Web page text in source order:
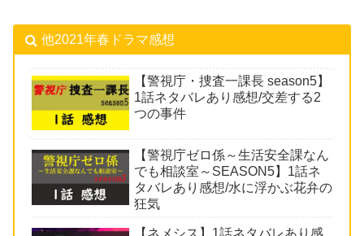
他2021年春ドラマ感想
【警視庁・捜査一課長 season5】
1話ネタバレあり感想/交差する2
つの事件
【警視庁ゼロ係～生活安全課なん
でも相談室～SEASON5】1話ネ
タバレあり感想/水に浮かぶ花弁の
狂気
【ネメシス】1話ネタバレあり感